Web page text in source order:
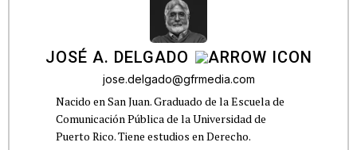
JOSÉ A. DELGADO
jose.delgado@gfrmedia.com
Nacido en San Juan. Graduado de la Escuela de
Comunicación Pública de la Universidad de
Puerto Rico. Tiene estudios en Derecho.